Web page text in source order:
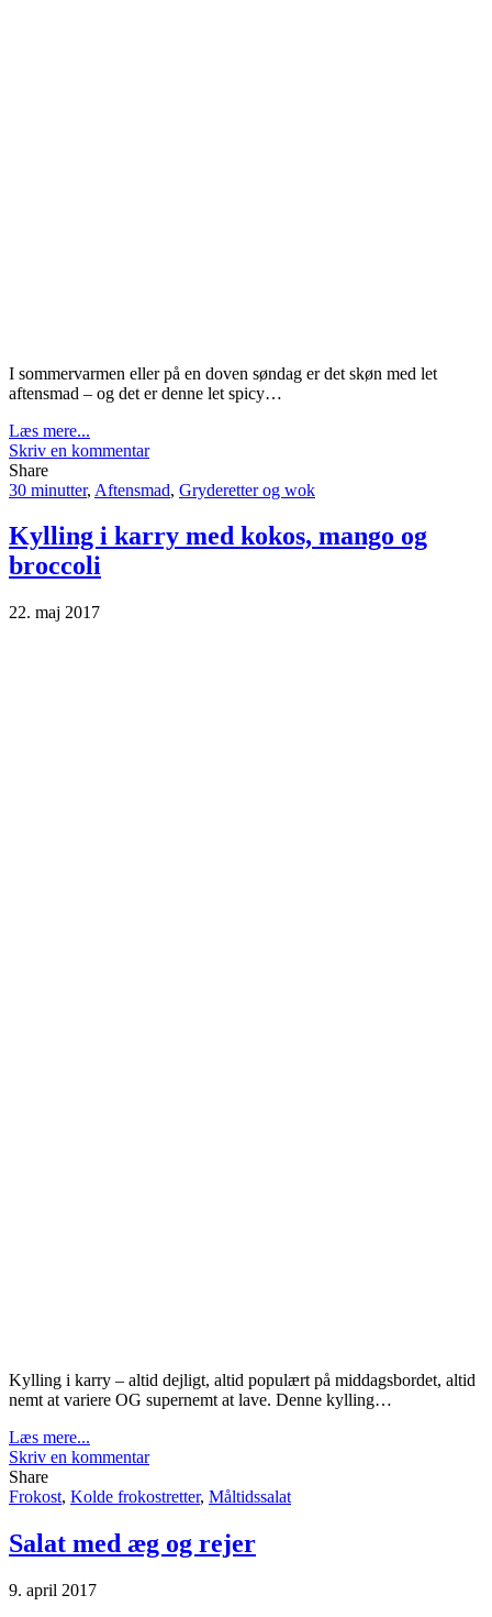
I sommervarmen eller på en doven søndag er det skøn med let
aftensmad – og det er denne let spicy…
Læs mere...
Skriv en kommentar
Share
30 minutter, Aftensmad, Gryderetter og wok
Kylling i karry med kokos, mango og
broccoli
22. maj 2017
Kylling i karry – altid dejligt, altid populært på middagsbordet, altid
nemt at variere OG supernemt at lave. Denne kylling…
Læs mere...
Skriv en kommentar
Share
Frokost, Kolde frokostretter, Måltidssalat
Salat med æg og rejer
9. april 2017